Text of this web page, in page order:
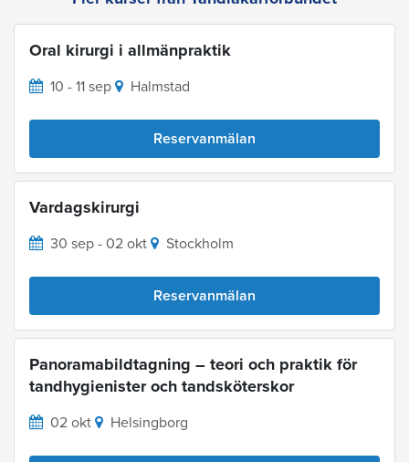
Oral kirurgi i allmänpraktik
10 - 11 sep Halmstad
Reservanmälan
Vardagskirurgi
30 sep - 02 okt Stockholm
Reservanmälan
Panoramabildtagning – teori och praktik för
tandhygienister och tandsköterskor
02 okt Helsingborg